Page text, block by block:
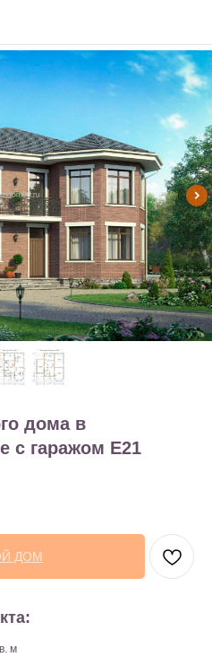
дома в
с гаражом E21
ДОМ
м